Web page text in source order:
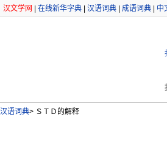
汉文学网 在线新华字典 汉语词典 成语词典 中
汉语词典> ＳＴＤ的解释